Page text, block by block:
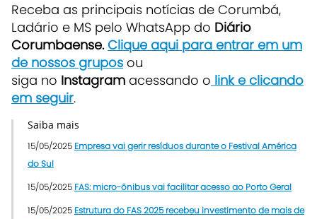
Receba as principais notícias de Corumbá,
Ladário e MS pelo WhatsApp do Diário
Corumbaense.Clique aqui para entrar em um
de nossos grupos ou
siga no Instagram acessando o link e clicando
em seguir.
Saiba mais
15/05/2025 Empresa vai gerir resíduos durante o Festival América
do Sul
15/05/2025 FAS: micro-ônibus vai facilitar acesso ao Porto Geral
15/05/2025 Estrutura do FAS 2025 recebeu investimento de mais de